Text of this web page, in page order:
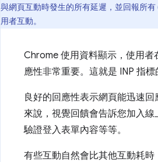
與網頁互動時發生的所有延遲，並回報所
用者互動。
Chrome 使用資料顯示，使用
應性非常重要。這就是 INP 指標
良好的回應性表示網頁能迅速
來說，視覺回饋會告訴您加入
驗證登入表單內容等等。
有些互動自然會比其他互動耗